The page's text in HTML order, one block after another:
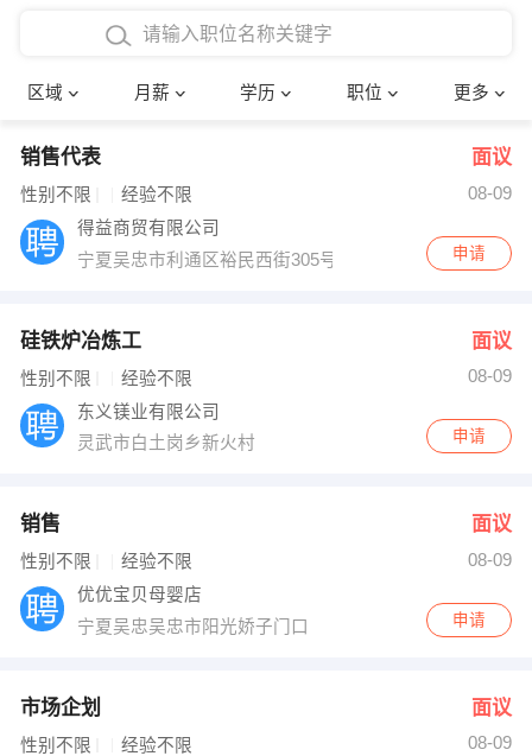
区域 月薪 学历 职位 更多
4000-5000元
8000-12000元
12000-20000元
博士
文员
财务会计
网络IT
快递员
收银员 技术员/工程师
出纳
编辑
跟单
确定
销售代表 面议
性别不限 经验不限
08-09
得益商贸有限公司
宁夏吴忠市利通区裕民西街305号
申请
硅铁炉冶炼工 面议
性别不限 经验不限
08-09
东义镁业有限公司
灵武市白土岗乡新火村
申请
销售 面议
性别不限 经验不限
08-09
优优宝贝母婴店
宁夏吴忠吴忠市阳光娇子门口
申请
市场企划 面议
性别不限 经验不限
08-09